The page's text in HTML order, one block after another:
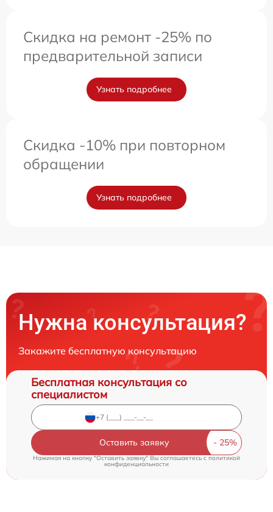
Скидка на ремонт -25% по
предварительной записи
Узнать подробнее
Скидка -10% при повторном
обращении
Узнать подробнее
Нужна консультация?
Закажите бесплатную консультацию
Бесплатная консультация со
специалистом
Оставить заявку
Нажимая на кнопку "Оставить заявку" Вы соглашаетесь cполитикой
конфиденциальности